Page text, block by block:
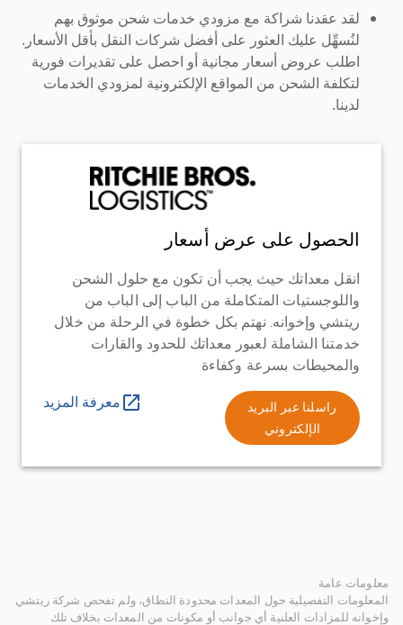
لقد عقدنا شراكة مع مزودي خدمات شحن موثوق بهم
لنُسهِّل عليك العثور على أفضل شركات النقل بأقل الأسعار.
اطلب عروض أسعار مجانية أو احصل على تقديرات فورية
لتكلفة الشحن من المواقع الإلكترونية لمزودي الخدمات
لدينا.
الحصول على عرض أسعار
انقل معداتك حيث يجب أن تكون مع حلول الشحن
واللوجستيات المتكاملة من الباب إلى الباب من
ريتشي وإخوانه. نهتم بكل خطوة في الرحلة من خلال
خدمتنا الشاملة لعبور معداتك للحدود والقارات
والمحيطات بسرعة وكفاءة
راسلنا عبر البريد
الإلكتروني
معرفة المزيد
معلومات عامة
المعلومات التفصيلية حول المعدات محدودة النطاق، ولم تفحص شركة ريتشي
وإخوانه للمزادات العلنية أي جوانب أو مكونات من المعدات بخلاف تلك